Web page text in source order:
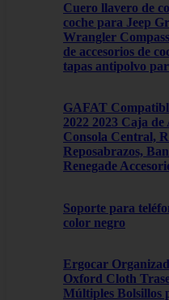
Cuero llavero de
coche para Jeep
Wrangler
de accesorios de
tapas antipolvo
GAFAT
2022 2023 Caja
Consola Central,
Reposabrazos,
Renegade
Soporte para
color negro
Ergocar
Oxford Cloth
Múltiples Bolsillos